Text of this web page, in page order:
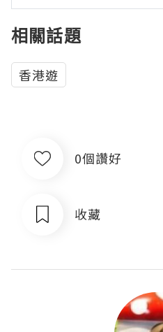
相關話題
香港遊
0個讚好
收藏